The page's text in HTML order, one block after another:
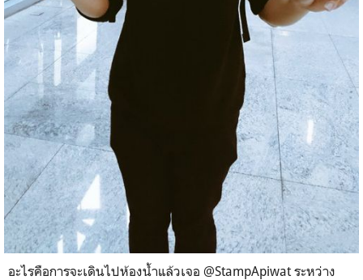
อะไรคือการจะเดินไปห้องน้ำแล้วเจอ @StampApiwat ระหว่าง